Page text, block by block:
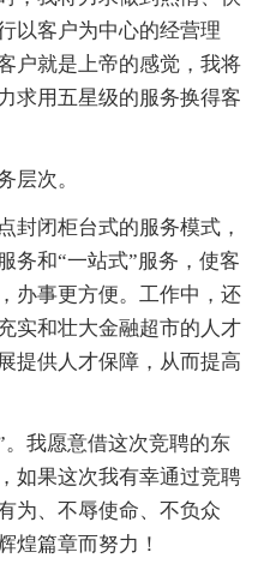
以客户为中心的经营理
户就是上帝的感觉，我将
求用五星级的服务换得客
次。
闭柜台式的服务模式，
务和“一站式”服务，使客
办事更方便。工作中，还
实和壮大金融超市的人才
提供人才保障，从而提高
我愿意借这次竞聘的东
如果这次我有幸通过竞聘
为、不辱使命、不负众
煌篇章而努力！